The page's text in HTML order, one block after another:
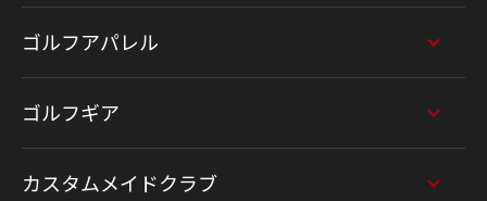
ゴルフアパレル
ゴルフギア
カスタムメイドクラブ